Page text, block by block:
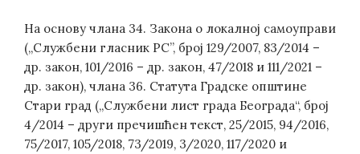
На основу члана 34. Закона о локалној самоуправи
(„Службени гласник РС”, број 129/2007, 83/2014 –
др. закон, 101/2016 – др. закон, 47/2018 и 111/2021 –
др. закон), члана 36. Статута Градске општине
Стари град („Службени лист града Београда“, број
4/2014 – други пречишћен текст, 25/2015, 94/2016,
75/2017, 105/2018, 73/2019, 3/2020, 117/2020 и